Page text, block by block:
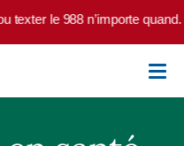
le 988 n’importe quand.